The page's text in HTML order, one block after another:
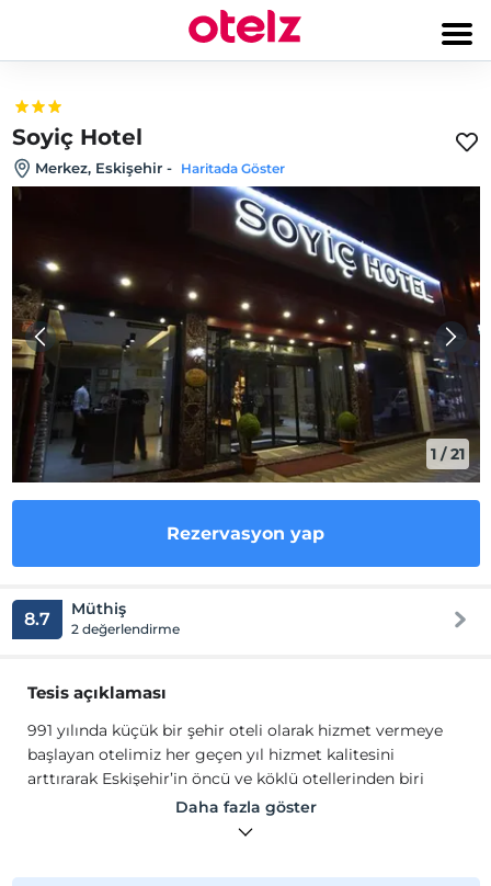
Soyiç Hotel
Merkez, Eskişehir - Haritada Göster
1 /21
Rezervasyon yap
8.7 Müthiş
2 değerlendirme
Tesis açıklaması
991 yılında küçük bir şehir oteli olarak hizmet vermeye
başlayan otelimiz her geçen yıl hizmet kalitesini
arttırarak Eskişehir’in öncü ve köklü otellerinden biri
olmuştur. Geçen seneler içinde kapasite ve hizmet
çeşitliliğini arttırarak ve 2012 yılında tamamen
991 yılında küçük bir şehir oteli olarak hizmet vermeye
Daha fazla göster